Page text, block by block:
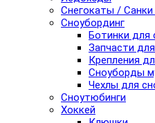
Снегокаты /
Сноубординг
Ботинки для
Запчасти
Крепления
Сноуборды
Чехлы для
Сноутюбинги
Хоккей